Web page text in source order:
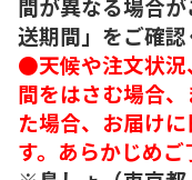
間が異なる場合
送期間」をご確認
●天候や注文状況
間をはさむ場合
た場合、お届け
す。あらかじめご